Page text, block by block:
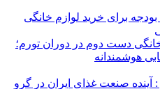
دست دوم در دوران تورم؛
هوشمندانه